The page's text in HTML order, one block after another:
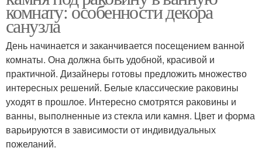
комнату: особенности декора
санузла
День начинается и заканчивается посещением ванной
комнаты. Она должна быть удобной, красивой и
практичной. Дизайнеры готовы предложить множество
интересных решений. Белые классические раковины
уходят в прошлое. Интересно смотрятся раковины и
ванны, выполненные из стекла или камня. Цвет и форма
варьируются в зависимости от индивидуальных
пожеланий.